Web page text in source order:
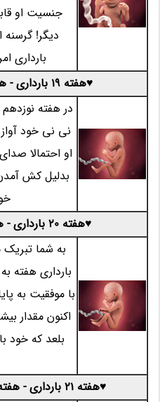
جنسیت او
دیگر! گرسنه
بارداری
♥هفته 19 بارداری - هفته نوزدهم بارداری
در هفته نوزدهم
نی نی خود
او احتمالا
بدلیل کش
♥هفته 20 بارداری - هفته بیستم بارداری
به شما تبریک
بارداری هفته
با موفقیت به
اکنون مقدار
بلعد که خود
♥هفته 21 بارداری - هفته بیست و یکم بارداری